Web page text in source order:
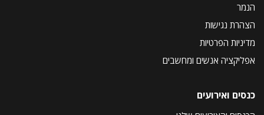
הנמר
הצהרת נגישות
מדיניות הפרטיות
אפליקציה אנשים ומחשבים
כנסים ואירועים